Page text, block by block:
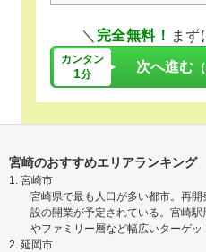
＼ 完全無料！ まず
カンタン
1分 次へ進む
宮崎のおすすめエリアランキング
1. 宮崎市
宮崎県で最も人口が多い都市。再
設の開業が予定されている。宮崎
やファミリー層など幅広いターゲッ
2. 延岡市